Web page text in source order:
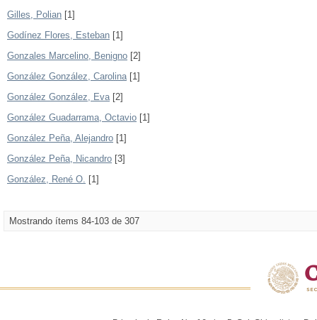
Gilles, Polian [1]
Godínez Flores, Esteban [1]
Gonzales Marcelino, Benigno [2]
González González, Carolina[1]
González González, Eva[2]
González Guadarrama, Octavio [1]
González Peña, Alejandro [1]
González Peña, Nicandro [3]
González, René O. [1]
Mostrando ítems 84-103 de 307